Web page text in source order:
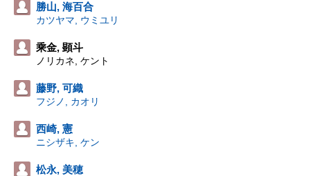
勝山, 海百合
カツヤマ, ウミユリ
乘金, 顕斗
ノリカネ, ケント
藤野, 可織
フジノ, カオリ
西崎, 憲
ニシザキ, ケン
松永, 美穂